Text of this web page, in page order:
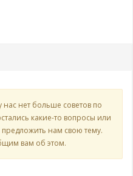
нет больше советов по
какие-то вопросы или
предложить нам свою тему.
вам об этом.